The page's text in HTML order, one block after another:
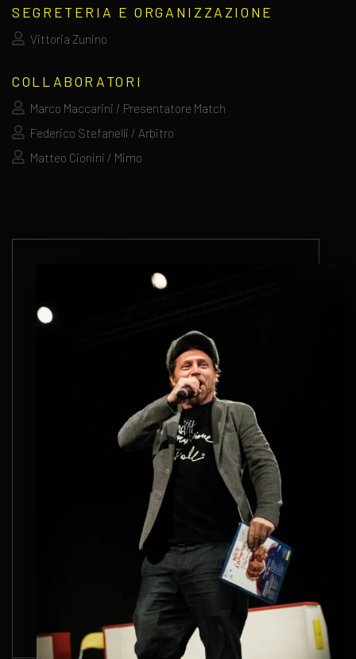
SEGRETERIA E ORGANIZZAZIONE
Vittoria Zunino
COLLABORATORI
Marco Maccarini / Presentatore Match
Federico Stefanelli / Arbitro
Matteo Cionini / Mimo